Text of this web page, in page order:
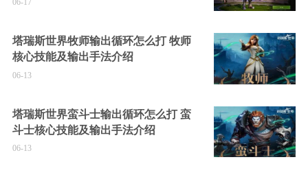
06-17
塔瑞斯世界牧师输出循环怎么打 牧师
核心技能及输出手法介绍
06-13
塔瑞斯世界蛮斗士输出循环怎么打 蛮
斗士核心技能及输出手法介绍
06-13